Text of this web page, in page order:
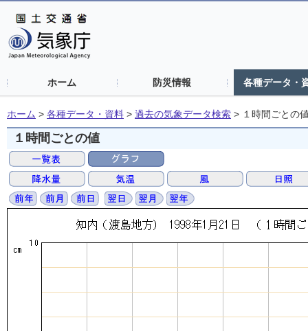
ホーム 防災情報 各種データ・
ホーム > 各種データ・資料 > 過去の気象データ検索 > １時間ごとの
１時間ごとの値